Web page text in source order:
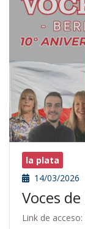
la plata
14/03/2026
Voces
Link de